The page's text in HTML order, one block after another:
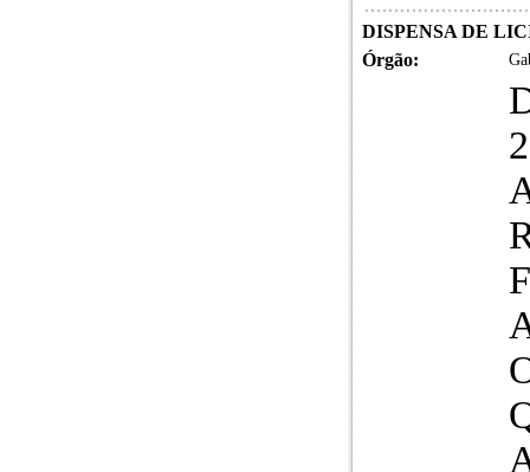
DISPENSA DE
Órgão: